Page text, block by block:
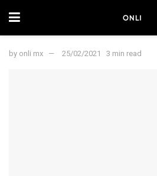
by onli mx 25/02/2021 3 min read